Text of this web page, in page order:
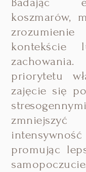
koszmarów,
kontekście
priorytetu
zajęcie się
promując